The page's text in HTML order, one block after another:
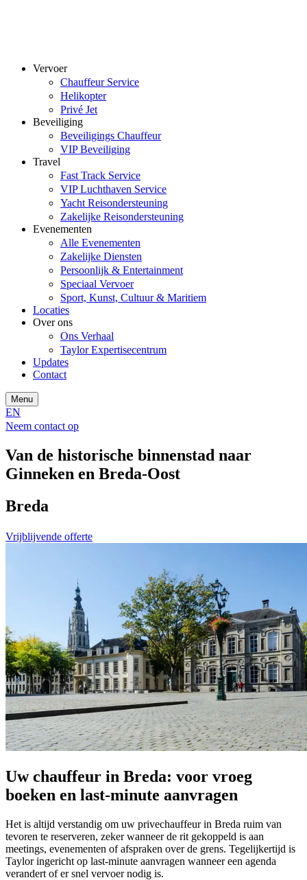
Vervoer
Chauffeur Service
Helikopter
Privé Jet
Beveiliging
Beveiligings Chauffeur
VIP Beveiliging
Travel
Fast Track Service
VIP Luchthaven Service
Yacht Reisondersteuning
Zakelijke Reisondersteuning
Evenementen
Alle Evenementen
Zakelijke Diensten
Persoonlijk & Entertainment
Speciaal Vervoer
Sport, Kunst, Cultuur & Maritiem
Locaties
Over ons
Ons Verhaal
Taylor Expertisecentrum
Updates
Contact
Menu
EN
Neem contact op
Van de historische binnenstad naar
Ginneken en Breda-Oost
Breda
Vrijblijvende offerte
Uw chauffeur in Breda: voor vroeg
boeken en last-minute aanvragen
Het is altijd verstandig om uw privechauffeur in Breda ruim van
tevoren te reserveren, zeker wanneer de rit gekoppeld is aan
meetings, evenementen of afspraken over de grens. Tegelijkertijd is
Taylor ingericht op last-minute aanvragen wanneer een agenda
verandert of er snel vervoer nodig is.